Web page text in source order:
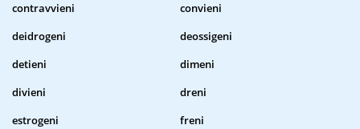
contravvieni
convieni
deidrogeni
deossigeni
detieni
dimeni
divieni
dreni
estrogeni
freni